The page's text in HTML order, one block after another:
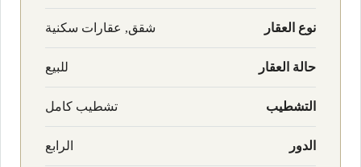
نوع العقار شقق, عقارات سكنية
حالة العقار للبيع
التشطيب تشطيب كامل
الدور الرابع